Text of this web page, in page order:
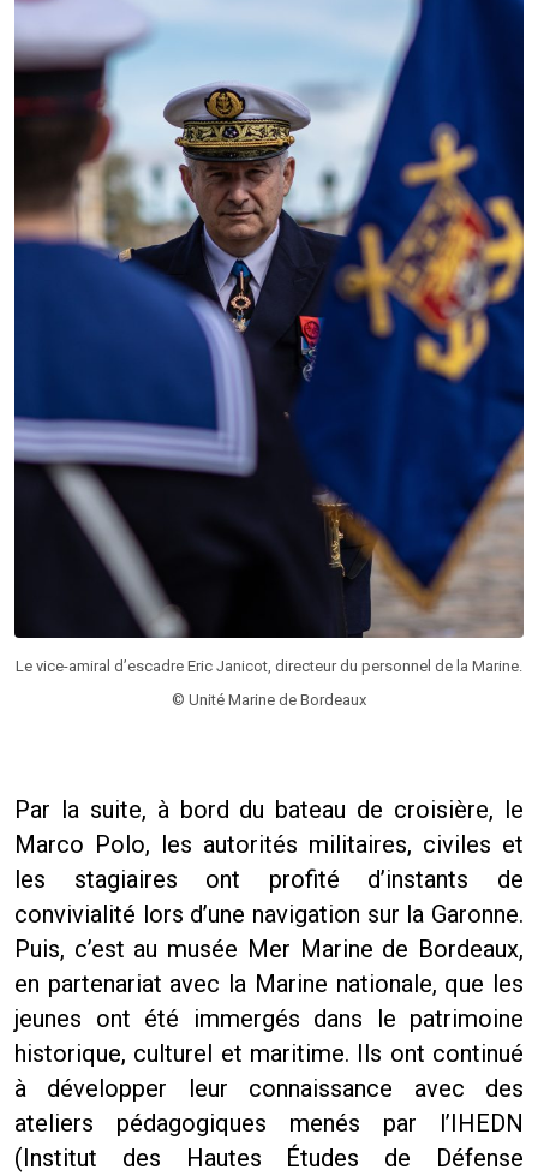
Le vice-amiral d’escadre Eric Janicot, directeur du personnel de la Marine.
© Unité Marine de Bordeaux
Par la suite, à bord du bateau de croisière, le
Marco Polo, les autorités militaires, civiles et
les stagiaires ont profité d’instants de
convivialité lors d’une navigation sur la Garonne.
Puis, c’est au musée Mer Marine de Bordeaux,
en partenariat avec la Marine nationale, que les
jeunes ont été immergés dans le patrimoine
historique, culturel et maritime. Ils ont continué
à développer leur connaissance avec des
ateliers pédagogiques menés par l’IHEDN
(Institut des Hautes Études de Défense